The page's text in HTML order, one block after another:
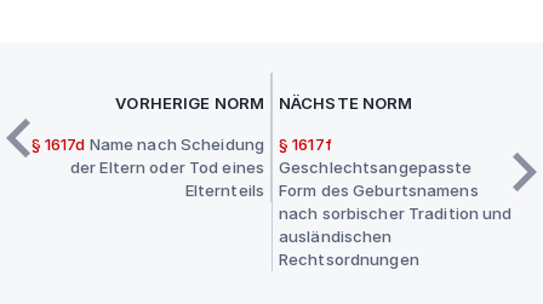
VORHERIGE NORM
§ 1617d Name nach Scheidung
der Eltern oder Tod eines
Elternteils
NÄCHSTE NORM
§ 1617f
Geschlechtsangepasste
Form des Geburtsnamens
nach sorbischer Tradition und
ausländischen
Rechtsordnungen